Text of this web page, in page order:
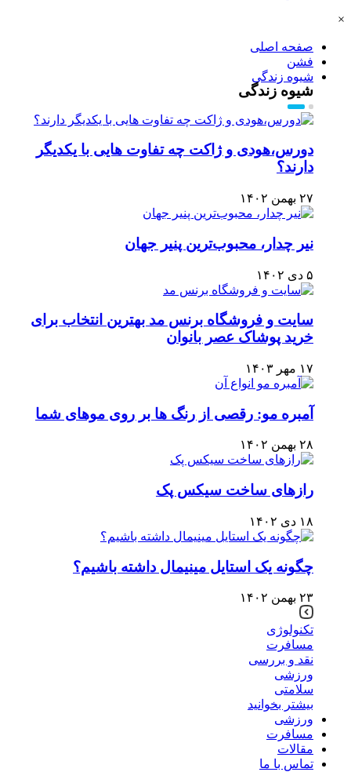
×
صفحه اصلی
فشن
شیوه زندگی
شیوه زندگی
دورس،هودی و ژاکت چه تفاوت هایی با یکدیگر
دارند؟
۲۷ بهمن ۱۴۰۲
نیر چدار، محبوب‌ترین پنیر جهان
۵ دی ۱۴۰۲
سایت و فروشگاه برنس مد بهترین انتخاب برای
خرید پوشاک عصر بانوان
۱۷ مهر ۱۴۰۳
آمبره مو: رقصی از رنگ ها بر روی موهای شما
۲۸ بهمن ۱۴۰۲
رازهای ساخت سیکس پک
۱۸ دی ۱۴۰۲
چگونه یک استایل مینیمال داشته باشیم؟
۲۳ بهمن ۱۴۰۲
تکنولوژی
مسافرت
نقد و بررسی
ورزشی
سلامتی
بیشتر بخوانید
ورزشی
مسافرت
مقالات
تماس با ما